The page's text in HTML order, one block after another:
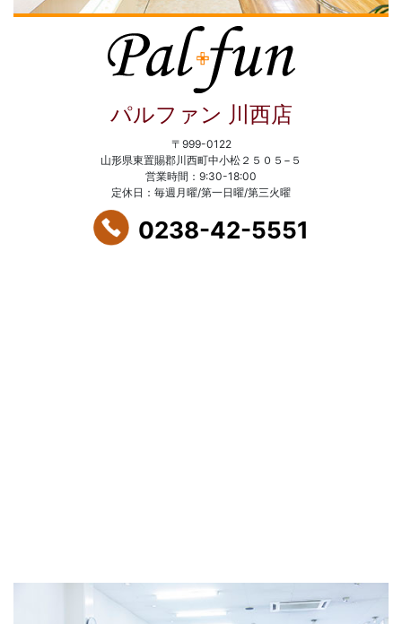
パルファン 川西店
〒999-0122
山形県東置賜郡川西町中小松２５０５−５
営業時間：9:30-18:00
定休日：毎週月曜/第一日曜/第三火曜
0238-42-5551